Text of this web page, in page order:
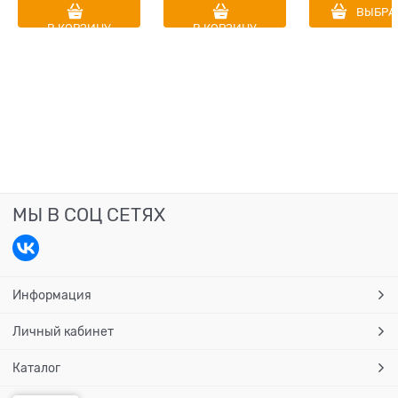
Sauce
В КОРЗИНУ В КОРЗИНУ
МЫ В СОЦ СЕТЯХ
Информация
Личный кабинет
Каталог